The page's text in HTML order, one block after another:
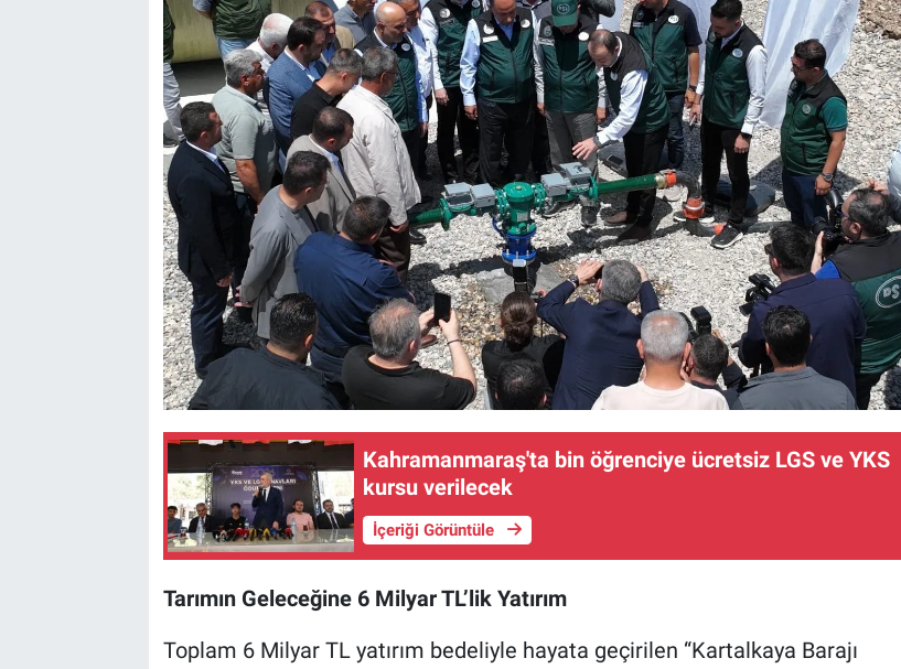
Kahramanmaraş'ta bin öğrenciye ücretsiz LGS ve YKS
kursu verilecek
İçeriği Görüntüle
Tarımın Geleceğine 6 Milyar TL’lik Yatırım
Toplam 6 Milyar TL yatırım bedeliyle hayata geçirilen “Kartalkaya Barajı